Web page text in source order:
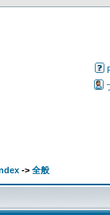
-> 全般